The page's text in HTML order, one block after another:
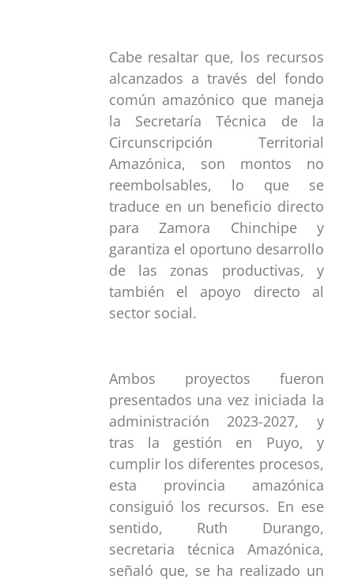
Cabe resaltar que, los recursos
alcanzados a través del fondo
común amazónico que maneja
la Secretaría Técnica de la
Circunscripción Territorial
Amazónica, son montos no
reembolsables, lo que se
traduce en un beneficio directo
para Zamora Chinchipe y
garantiza el oportuno desarrollo
de las zonas productivas, y
también el apoyo directo al
sector social.
Ambos proyectos fueron
presentados una vez iniciada la
administración 2023-2027, y
tras la gestión en Puyo, y
cumplir los diferentes procesos,
esta provincia amazónica
consiguió los recursos. En ese
sentido, Ruth Durango,
secretaria técnica Amazónica,
señaló que, se ha realizado un